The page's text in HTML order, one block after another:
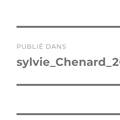
de
PUBLIÉ DANS